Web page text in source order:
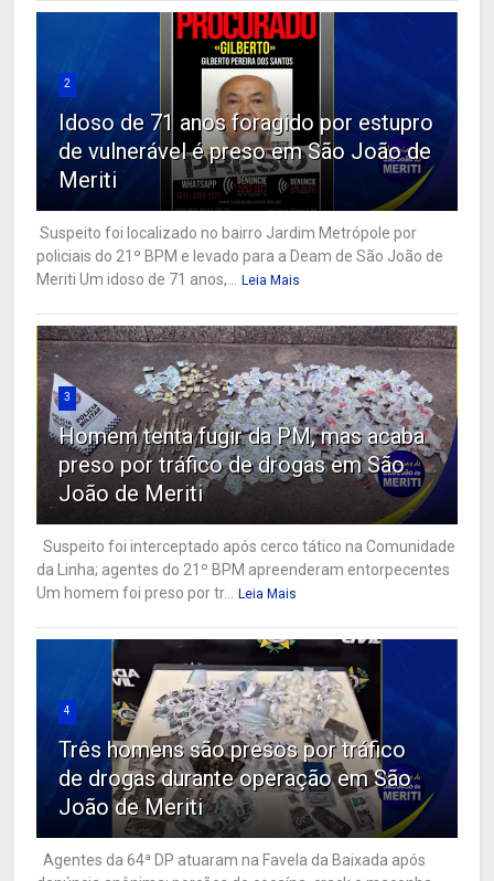
2
Idoso de 71 anos foragido por estupro
de vulnerável é preso em São João de
Meriti
Suspeito foi localizado no bairro Jardim Metrópole por
policiais do 21º BPM e levado para a Deam de São João de
Meriti Um idoso de 71 anos,...
Leia Mais
3
Homem tenta fugir da PM, mas acaba
preso por tráfico de drogas em São
João de Meriti
Suspeito foi interceptado após cerco tático na Comunidade
da Linha; agentes do 21º BPM apreenderam entorpecentes
Um homem foi preso por tr...
Leia Mais
4
Três homens são presos por tráfico
de drogas durante operação em São
João de Meriti
Agentes da 64ª DP atuaram na Favela da Baixada após